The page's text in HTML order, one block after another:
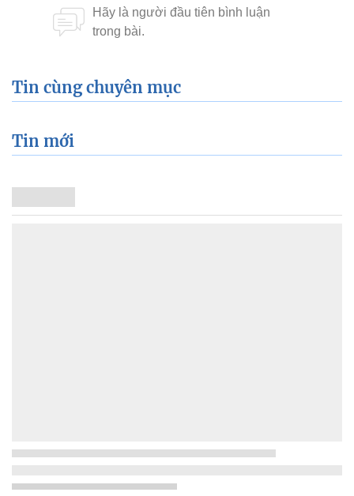
Tin cùng chuyên mục
Tin mới